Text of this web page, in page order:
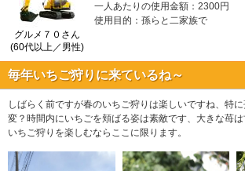
グルメ７０さん
(60代以上／男性)
一人あたりの使用金額：2300円
使用目的：孫らと二家族で
毎年いちご狩りに来ているね～
しばらく前ですが春のいちご狩りは楽しいですね、特
変？時間内にいちごを頬ばる姿は素敵です、大きな苺
いちご狩りを楽しむならここに限ります。